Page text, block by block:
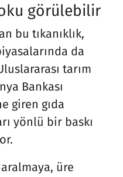
görülebilir
bu tıkanıklık,
da
tarım
Bankası
giren gıda
yönlü bir baskı
üre